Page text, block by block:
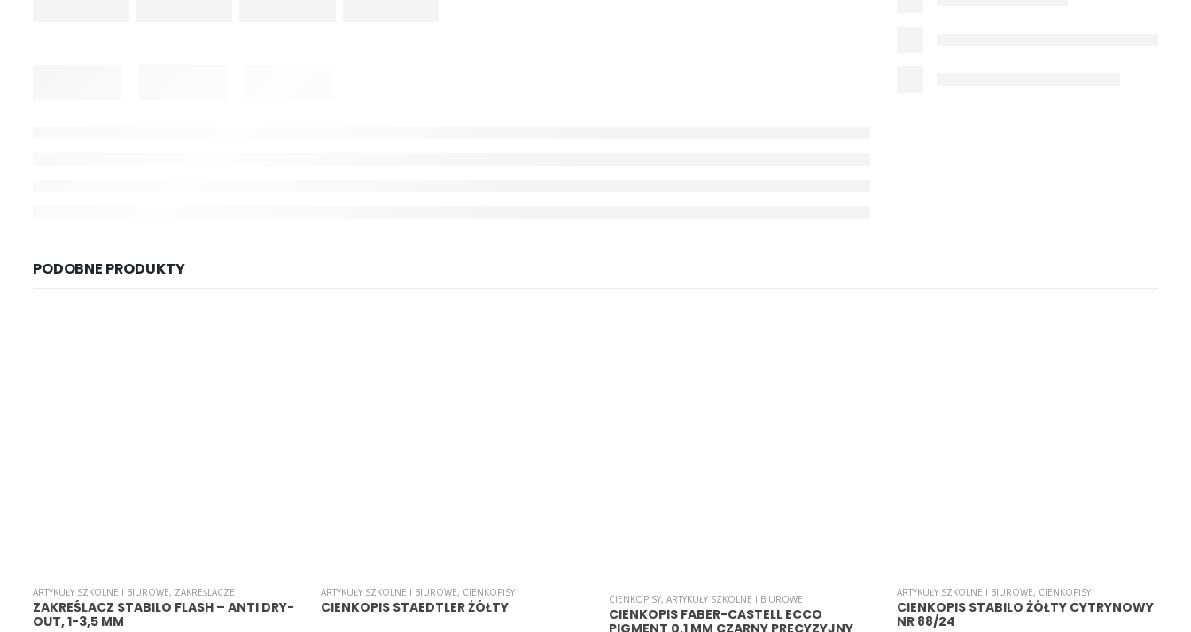
PODOBNE PRODUKTY
ARTYKUŁY SZKOLNE I BIUROWE, ZAKREŚLACZE
ZAKREŚLACZ STABILO FLASH – ANTI DRY-
OUT, 1-3,5 MM
ARTYKUŁY SZKOLNE I BIUROWE, CIENKOPISY
CIENKOPIS STAEDTLER ŻÓŁTY CIENKOPISY, ARTYKUŁY SZKOLNE I BIUROWE
CIENKOPIS FABER-CASTELL ECCO
ARTYKUŁY SZKOLNE I BIUROWE, CIENKOPISY
CIENKOPIS STABILO ŻÓŁTY CYTRYNOWY
NR 88/24